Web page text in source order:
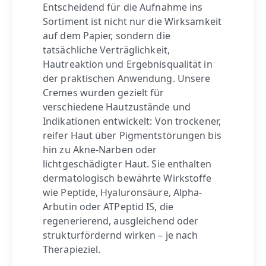
Entscheidend für die Aufnahme ins
Sortiment ist nicht nur die Wirksamkeit
auf dem Papier, sondern die
tatsächliche Verträglichkeit,
Hautreaktion und Ergebnisqualität in
der praktischen Anwendung. Unsere
Cremes wurden gezielt für
verschiedene Hautzustände und
Indikationen entwickelt: Von trockener,
reifer Haut über Pigmentstörungen bis
hin zu Akne-Narben oder
lichtgeschädigter Haut. Sie enthalten
dermatologisch bewährte Wirkstoffe
wie Peptide, Hyaluronsäure, Alpha-
Arbutin oder ATPeptid IS, die
regenerierend, ausgleichend oder
strukturfördernd wirken – je nach
Therapieziel.